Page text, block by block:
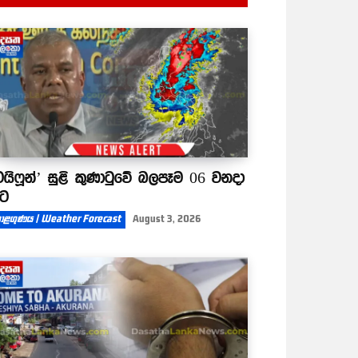
සුළි කුණාටුවේ බලපෑම 06 වනදා
| Weather Forecast August 3, 2026